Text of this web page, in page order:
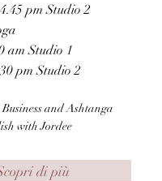
pm Studio 2
am Studio 1
pm Studio 2
and Ashtanga
with Jordee
di più